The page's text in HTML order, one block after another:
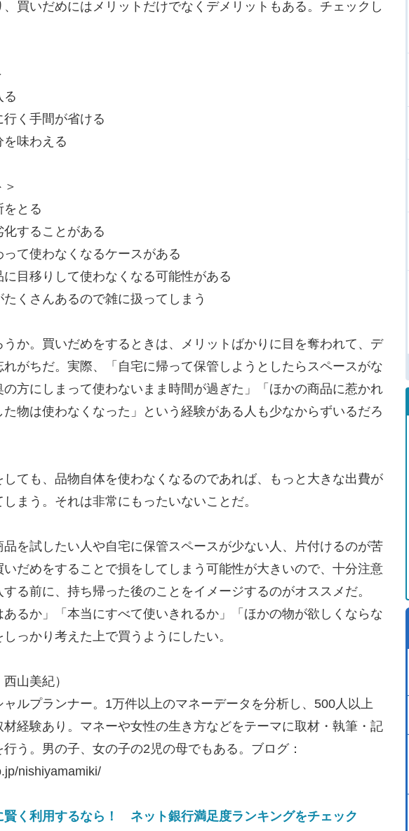
買いだめにはメリットだけでなくデメリットもある。チェックし
る
行く手間が省ける
を味わえる
をとる
化することがある
って使わなくなるケースがある
に目移りして使わなくなる可能性がある
たくさんあるので雑に扱ってしまう
か。買いだめをするときは、メリットばかりに目を奪われて、デ
れがちだ。実際、「自宅に帰って保管しようとしたらスペースがな
の方にしまって使わないまま時間が過ぎた」「ほかの商品に惹かれ
た物は使わなくなった」という経験がある人も少なからずいるだろ
ても、品物自体を使わなくなるのであれば、もっと大きな出費が
まう。それは非常にもったいないことだ。
を試したい人や自宅に保管スペースが少ない人、片付けるのが苦
いだめをすることで損をしてしまう可能性が大きいので、十分注意
する前に、持ち帰った後のことをイメージするのがオススメだ。
あるか」「本当にすべて使いきれるか」「ほかの物が欲しくならな
っかり考えた上で買うようにしたい。
西山美紀）
ャルプランナー。1万件以上のマネーデータを分析し、500人以上
材経験あり。マネーや女性の生き方などをテーマに取材・執筆・記
う。男の子、女の子の2児の母でもある。ブログ：
nishiyamamiki/
賢く利用するなら！ ネット銀行満足度ランキングをチェック